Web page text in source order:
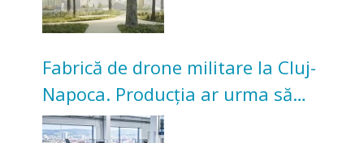
Fabrică de drone militare la Cluj-
Napoca. Producția ar urma să
înceapă în toamna acestui an